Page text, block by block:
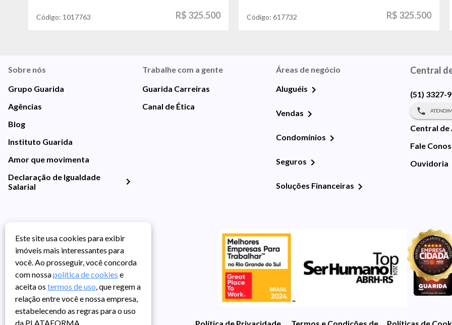
Código: 1017763 R$ 325.500 Código:617732 R$ 325.500
Sobre nós
Grupo Guarida
Agências
Blog
Instituto Guarida
Amor que movimenta
Declaração de Igualdade
Salarial
Trabalhe com a gente
Guarida Carreiras
Canal de Ética
Áreas de negócio
Aluguéis
Vendas
Condomínios
Seguros
Soluções Financeiras
Central
(51) 3327-
Central de
Fale
Ouvidoria
Política de Privacidade Termos e Condições de UsoPolíticas de
Este site usa cookies para exibir
imóveis mais interessantes para
você. Ao prosseguir, você concorda
com nossapolítica de cookies e
aceita os termos de uso, que regem a
relação entre você e nossa empresa,
estabelecendo as regras para o uso
da PLATAFORMA.